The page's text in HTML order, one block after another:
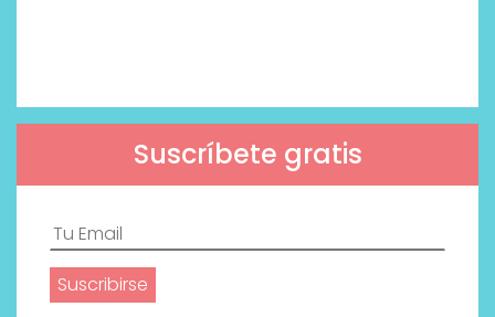
Suscríbete gratis